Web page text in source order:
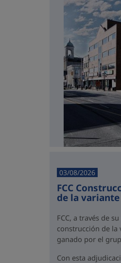
03/08/2026
FCC
de la variante
FCC, a través de
construcción de la
ganado por el
Con esta